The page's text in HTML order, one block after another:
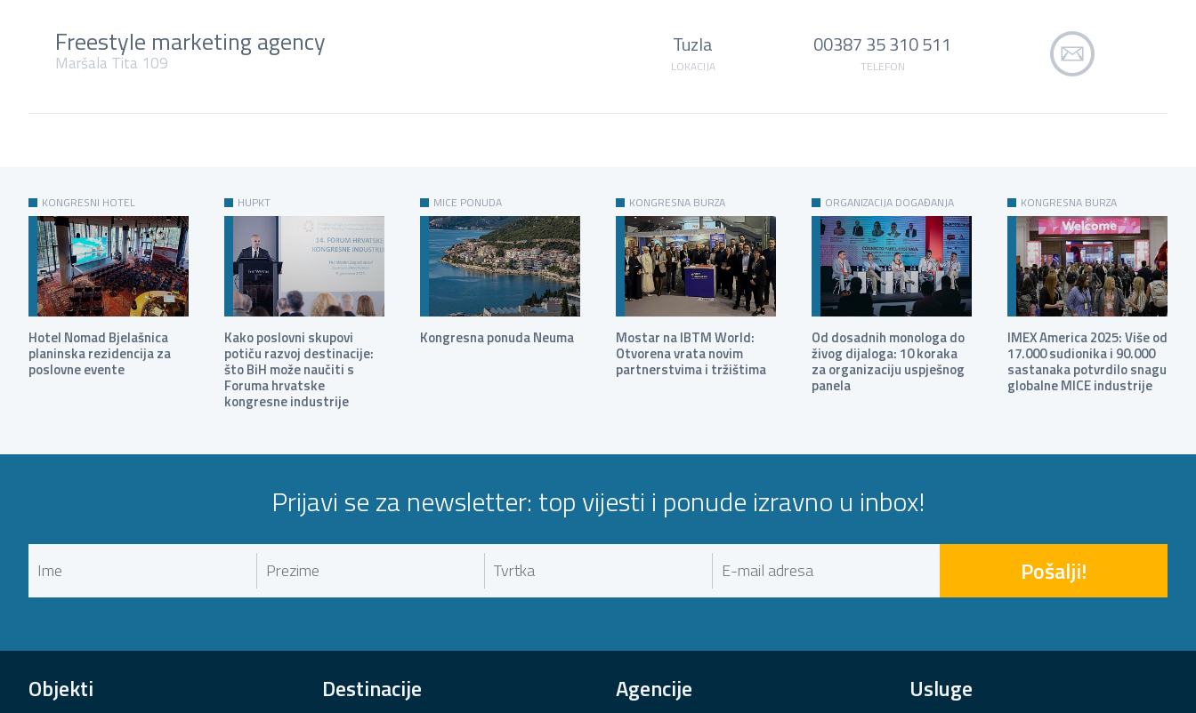
Freestyle marketing agency
Maršala Tita 109
Tuzla
LOKACIJA
00387 35 310 511
TELEFON
KONGRESNI HOTEL
Hotel Nomad Bjelašnica
planinska rezidencija za
poslovne evente
HUPKT
Kako poslovni skupovi
potiču razvoj destinacije:
što BiH može naučiti s
Foruma hrvatske
kongresne industrije
MICE PONUDA
Kongresna ponuda Neuma
KONGRESNA BURZA
Mostar na IBTM World:
Otvorena vrata novim
partnerstvima i tržištima
ORGANIZACIJA DOGAĐANJA
Od dosadnih monologa do
živog dijaloga: 10 koraka
za organizaciju uspješnog
panela
KONGRESNA BURZA
IMEX America 2025: Više od
17.000 sudionika i 90.000
sastanaka potvrdilo snagu
globalne MICE industrije
Prijavi se za newsletter: top vijesti i ponude izravno u inbox!
Pošalji!
Objekti Destinacije Agencije Usluge